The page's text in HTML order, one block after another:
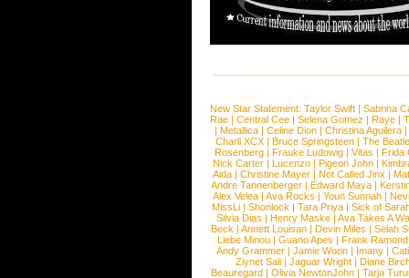
New Star Statement: Taylor Swift | Sabrina
Rae |Central Cee |Selena Gomez |Raye |
| Metallica | Celine Dion | Christina Aguilera |
Charli XCX |Bruce Springsteen |The
Rosenberg | Frauke Ludowig | Vitas | Frida
Nick Carter | Lucenzo | Pigeon John |
Aida |Christine Mayer |Not Called Jinx |
Andre Tannenberger | Edward Maya |
Alex Velea | Ava Rocks | Youn Sunnah |
MissLi | Shonlock | Tara Priya | Sick of
Silvia Dias |Henry Maske |Ava Takes A
Beck |Annett Louisan |Devin Miles |Selah
Liebe Minou |Guano Apes |Frank Ramond
Andy Grammer |Jamie Woon | Imany |
Ziynet Sali |Jaguar Wright |Diane
Beauregard |Olivia NewtonJohn |Tarja